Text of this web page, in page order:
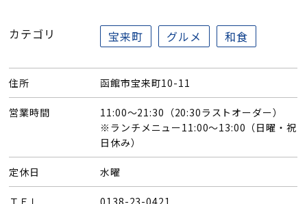
カテゴリ 宝来町 グルメ 和食
住所 函館市宝来町10-11
営業時間
11:00～21:30（20:30ラストオーダー）
※ランチメニュー11:00～13:00（日曜・祝
日休み）
定休日 水曜